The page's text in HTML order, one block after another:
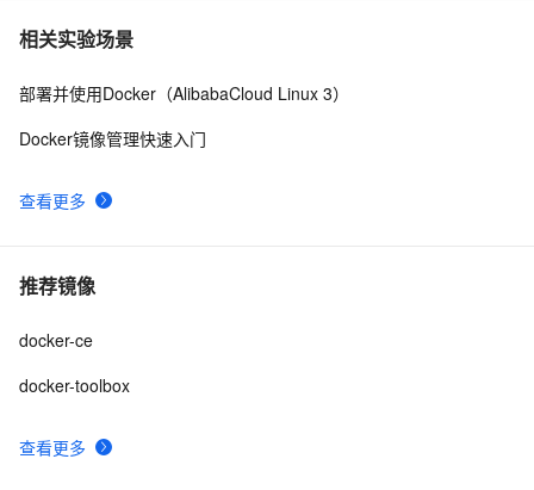
相关实验场景
查看更多
部署并使用Docker（AlibabaCloud Linux 3）
Docker镜像管理快速入门
推荐镜像
查看更多
docker-ce
docker-toolbox